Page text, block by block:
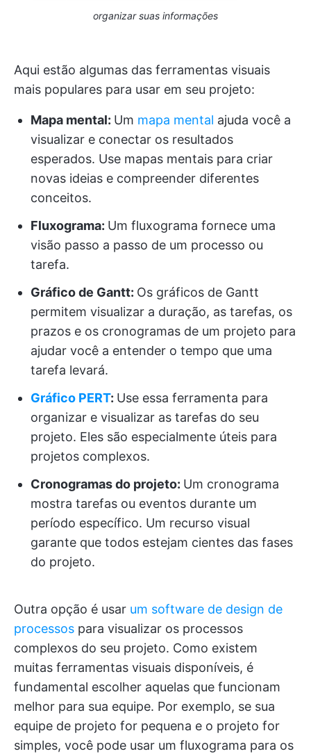
organizar suas informações
Aqui estão algumas das ferramentas visuais
mais populares para usar em seu projeto:
Mapa mental: Um mapa mental ajuda você a
visualizar e conectar os resultados
esperados. Use mapas mentais para criar
novas ideias e compreender diferentes
conceitos.
Fluxograma: Um fluxograma fornece uma
visão passo a passo de um processo ou
tarefa.
Gráfico de Gantt: Os gráficos de Gantt
permitem visualizar a duração, as tarefas, os
prazos e os cronogramas de um projeto para
ajudar você a entender o tempo que uma
tarefa levará.
Gráfico PERT: Use essa ferramenta para
organizar e visualizar as tarefas do seu
projeto. Eles são especialmente úteis para
projetos complexos.
Cronogramas do projeto: Um cronograma
mostra tarefas ou eventos durante um
período específico. Um recurso visual
garante que todos estejam cientes das fases
do projeto.
Outra opção é usar um software de design de
processos para visualizar os processos
complexos do seu projeto. Como existem
muitas ferramentas visuais disponíveis, é
fundamental escolher aquelas que funcionam
melhor para sua equipe. Por exemplo, se sua
equipe de projeto for pequena e o projeto for
simples, você pode usar um fluxograma para os